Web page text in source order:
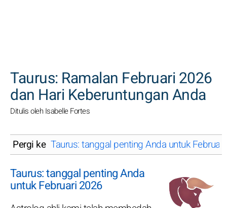
Taurus: Ramalan Februari 2026
dan Hari Keberuntungan Anda
Ditulis oleh Isabelle Fortes
Pergi ke Taurus: tanggal penting Anda untuk
Taurus: tanggal penting Anda
untuk Februari 2026